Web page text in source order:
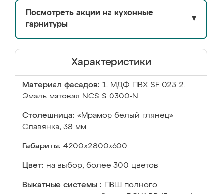
Посмотреть акции на кухонные
гарнитуры
▼
Характеристики
Материал фасадов: 1. МДФ ПВХ SF 023 2.
Эмаль матовая NCS S 0300-N
Столешница: «Мрамор белый глянец»
Славянка, 38 мм
Габариты: 4200х2800х600
Цвет: на выбор, более 300 цветов
Выкатные системы :
ПВШ полного